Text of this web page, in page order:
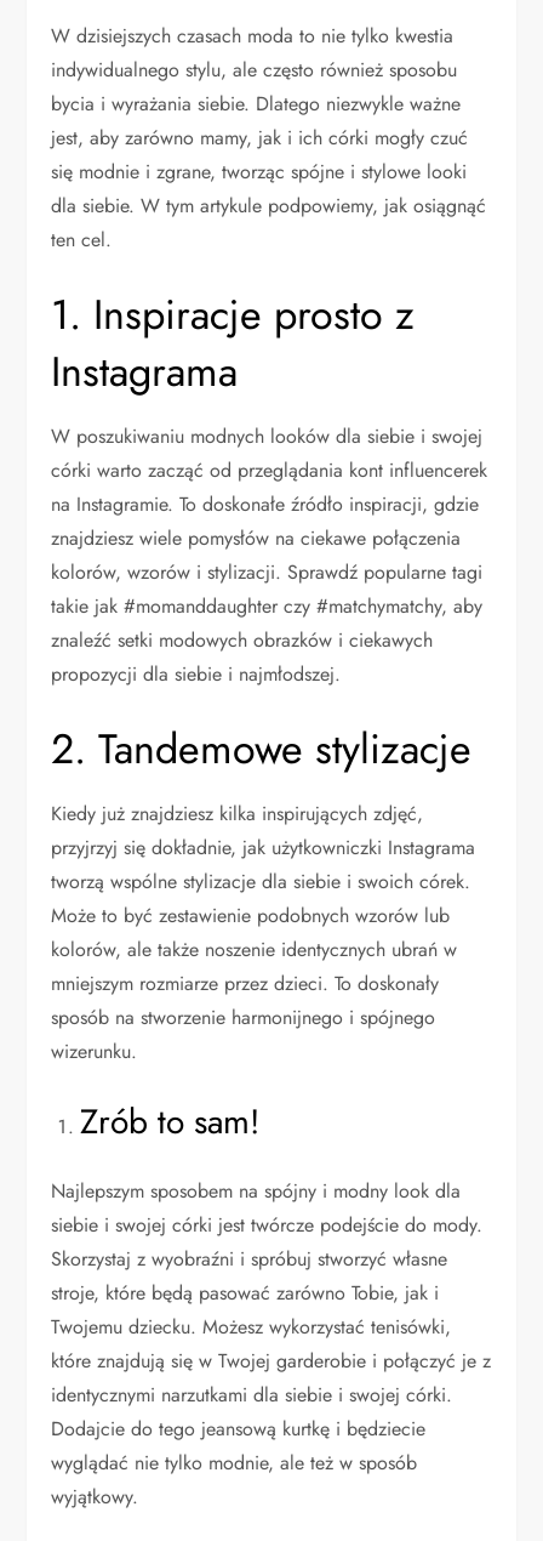
W dzisiejszych czasach moda to nie tylko kwestia
indywidualnego stylu, ale często również sposobu
bycia i wyrażania siebie. Dlatego niezwykle ważne
jest, aby zarówno mamy, jak i ich córki mogły czuć
się modnie i zgrane, tworząc spójne i stylowe looki
dla siebie. W tym artykule podpowiemy, jak osiągnąć
ten cel.
1. Inspiracje prosto z
Instagrama
W poszukiwaniu modnych looków dla siebie i swojej
córki warto zacząć od przeglądania kont influencerek
na Instagramie. To doskonałe źródło inspiracji, gdzie
znajdziesz wiele pomysłów na ciekawe połączenia
kolorów, wzorów i stylizacji. Sprawdź popularne tagi
takie jak #momanddaughter czy #matchymatchy, aby
znaleźć setki modowych obrazków i ciekawych
propozycji dla siebie i najmłodszej.
2. Tandemowe stylizacje
Kiedy już znajdziesz kilka inspirujących zdjęć,
przyjrzyj się dokładnie, jak użytkowniczki Instagrama
tworzą wspólne stylizacje dla siebie i swoich córek.
Może to być zestawienie podobnych wzorów lub
kolorów, ale także noszenie identycznych ubrań w
mniejszym rozmiarze przez dzieci. To doskonały
sposób na stworzenie harmonijnego i spójnego
wizerunku.
Zrób to sam!
Najlepszym sposobem na spójny i modny look dla
siebie i swojej córki jest twórcze podejście do mody.
Skorzystaj z wyobraźni i spróbuj stworzyć własne
stroje, które będą pasować zarówno Tobie, jak i
Twojemu dziecku. Możesz wykorzystać tenisówki,
które znajdują się w Twojej garderobie i połączyć je z
identycznymi narzutkami dla siebie i swojej córki.
Dodajcie do tego jeansową kurtkę i będziecie
wyglądać nie tylko modnie, ale też w sposób
wyjątkowy.